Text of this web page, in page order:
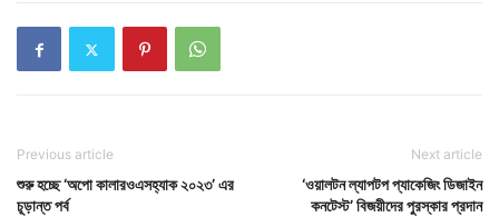
Previous article
শুরু হচ্ছে ‘অপো কালারওএসহ্যাক ২০২৩’ এর
চূড়ান্ত পর্ব
Next article
‘ওয়ালটন ল্যাপটপ প্যাকেজিং ডিজাইন
কনটেস্ট’ বিজয়ীদের পুরস্কার প্রদান